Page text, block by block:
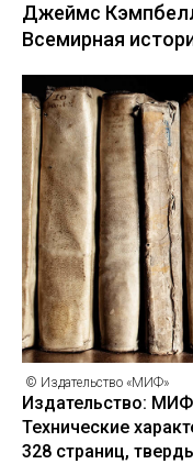
Джеймс
Всемирная
© Издательство «МИФ»
Издательство: МИФ
Технические
328 страниц,